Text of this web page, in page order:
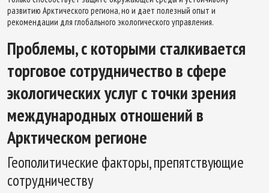
развитию Арктического региона, но и дает полезный опыт и
рекомендации для глобального экологического управления.
Проблемы, с которыми сталкивается
торговое сотрудничество в сфере
экологических услуг с точки зрения
международных отношений в
Арктическом регионе
Геополитические факторы, препятствующие
сотрудничеству